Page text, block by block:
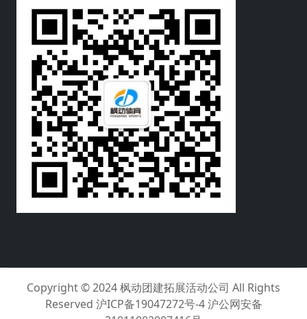
Copyright © 2024枫动团建拓展活动公司 All Rights
Reserved 沪ICP备19047272号-4 沪公网安备